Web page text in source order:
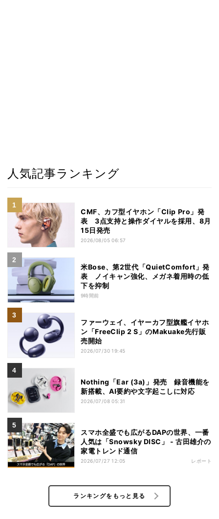
人気記事ランキング
CMF、カフ型イヤホン「Clip Pro」発
表 3点支持と操作ダイヤルを採用、8月
15日発売
2026/08/05 06:57
米Bose、第2世代「QuietComfort」発
表 ノイキャン強化、メガネ着用時の低
下を抑制
9時間前
ファーウェイ、イヤーカフ型旗艦イヤホ
ン「FreeClip 2 S」のMakuake先行販
売開始
2026/07/30 19:45
Nothing「Ear (3a)」発売 録音機能を
新搭載、AI要約や文字起こしに対応
2026/07/08 05:31
スマホ全盛でも広がるDAPの世界、一番
人気は「Snowsky DISC」 - 古田雄介の
家電トレンド通信
2026/07/27 12:05 レポート
ランキングをもっと見る